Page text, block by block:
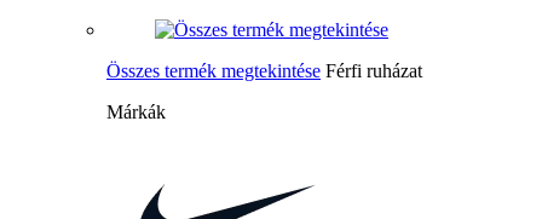
Összes termék megtekintése Férfi ruházat
Márkák